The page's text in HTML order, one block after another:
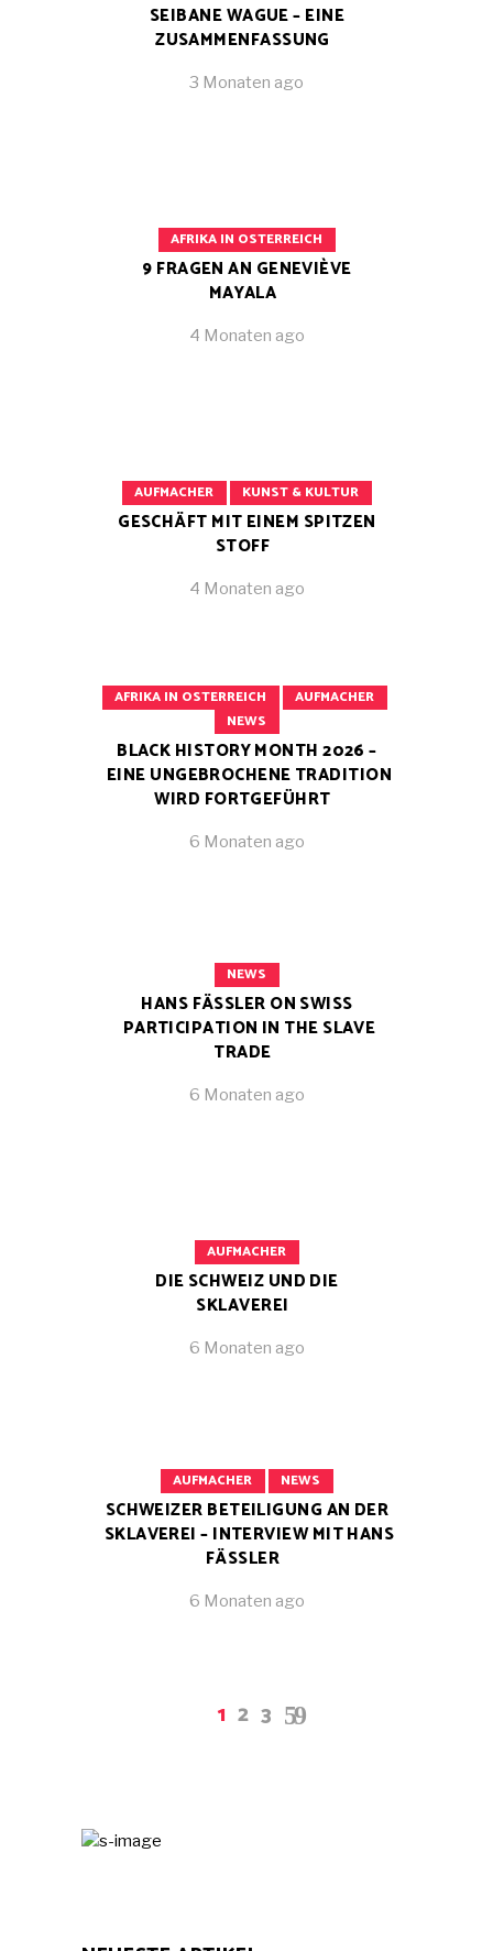
SEIBANE WAGUE – EINE
ZUSAMMENFASSUNG
3 Monaten ago
AFRIKA IN OSTERREICH
9 FRAGEN AN GENEVIÈVE
MAYALA
4 Monaten ago
AUFMACHER KUNST & KULTUR
GESCHÄFT MIT EINEM SPITZEN
STOFF
4 Monaten ago
AFRIKA IN OSTERREICH
AUFMACHER
NEWS
BLACK HISTORY MONTH 2026 –
EINE UNGEBROCHENE TRADITION
WIRD FORTGEFÜHRT
6 Monaten ago
NEWS
HANS FÄSSLER ON SWISS
PARTICIPATION IN THE SLAVE
TRADE
6 Monaten ago
AUFMACHER
DIE SCHWEIZ UND DIE
SKLAVEREI
6 Monaten ago
AUFMACHER NEWS
SCHWEIZER BETEILIGUNG AN DER
SKLAVEREI – INTERVIEW MIT HANS
FÄSSLER
6 Monaten ago
1 2 3